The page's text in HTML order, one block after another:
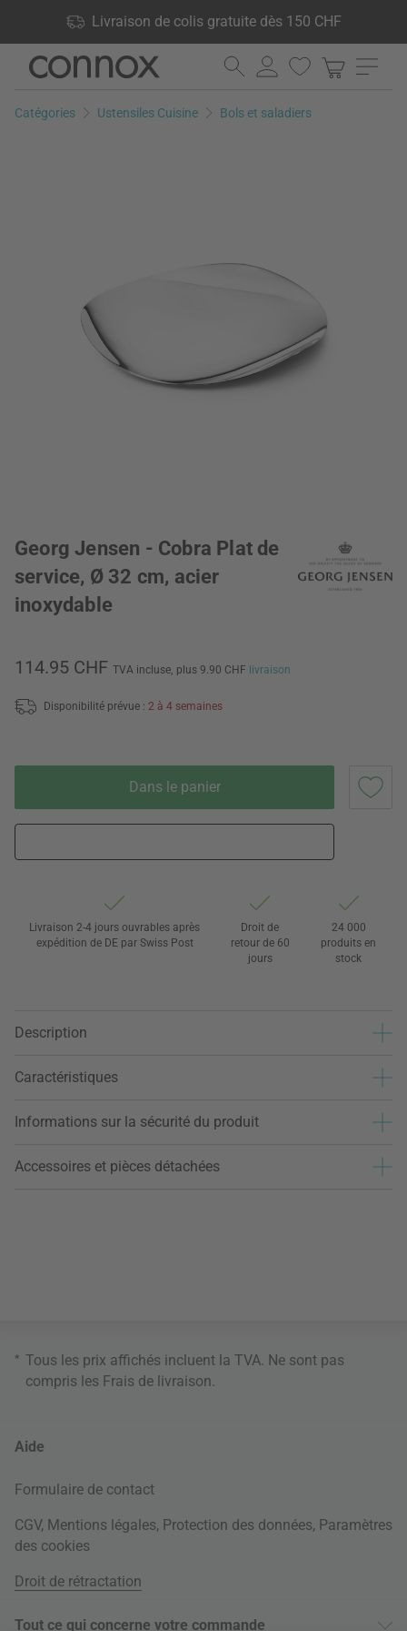
Livraison de colis gratuite dès 150 CHF
produits en stock, Droit de retour de 60 jours
Aller
contenu
Aller
la
Catégories Ustensiles Cuisine Bols et saladiers
Georg Jensen - Cobra Plat de
service, Ø 32 cm, acier
inoxydable
114.95 CHF TVA incluse, plus 9.90 CHF livraison
Disponibilité prévue : 2 à 4 semaines
Dans le panier
Livraison 2-4 jours ouvrables après
expédition de DE par Swiss Post
Droit de
retour de 60
jours
24 000
produits en
stock
Description
Caractéristiques
Informations sur la sécurité du produit
Accessoires et pièces détachées
* Tous les prix affichés incluent la TVA. Ne sont pas
compris les Frais de livraison
Aide
Formulaire de contact
CGV, Mentions légales, Protection des données, Paramètres
des cookies
Droit de rétractation
Tout ce qui concerne votre commande